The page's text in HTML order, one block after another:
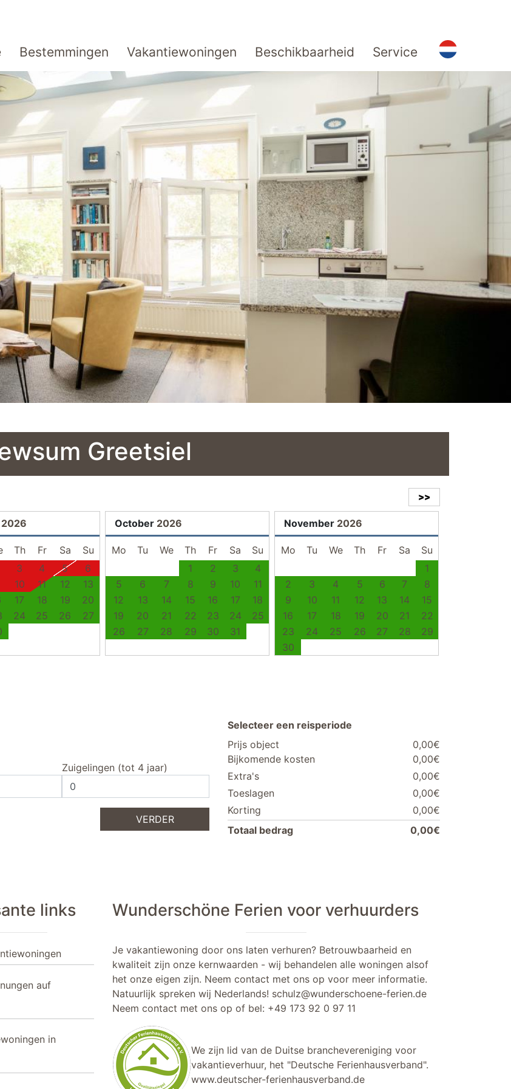
Bestemmingen Vakantiewoningen Beschikbaarheid Service
Greetsiel
>>
2026
Th Fr Sa
Su
3 4 5
6
10 11 12
13
17 18 19
20
24 25 26
27
October 2026
Mo Tu We Th Fr Sa
Su
1
2 3
4
5
6 7 8 9 10
11
12
13 14 15 16 17
18
19
20 21 22 23 24
25
26
27 28 29 30 31
November 2026
Mo Tu We Th Fr Sa
Su
1
2
3 4 5 6 7
8
9
10 11 12 13 14
15
16
17 18 19 20 21
22
23
24 25 26 27 28
29
30
Zuigelingen (tot 4 jaar)
VERDER
Selecteer een reisperiode
Prijs object
0,00€
Bijkomende kosten
0,00€
Extra's
0,00€
Toeslagen
0,00€
Korting
0,00€
Totaal bedrag
0,00€
links
auf
in
Wunderschöne Ferien voor verhuurders
Je vakantiewoning door ons laten verhuren? Betrouwbaarheid en
kwaliteit zijn onze kernwaarden - wij behandelen alle woningen alsof
het onze eigen zijn. Neem contact met ons op voor meer informatie.
Natuurlijk spreken wij Nederlands! schulz@wunderschoene-ferien.de
Neem contact met ons op of bel: +49 173 92 0 97 11
We zijn lid van de Duitse branchevereniging voor
vakantieverhuur, het "Deutsche Ferienhausverband".
www.deutscher-ferienhausverband.de